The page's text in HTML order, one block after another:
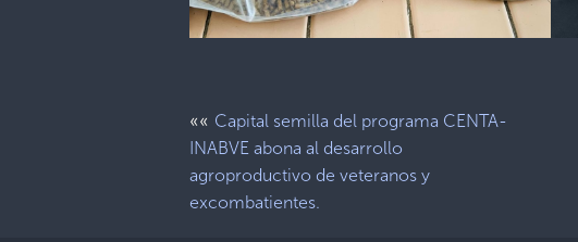
«« Capital semilla del programa CENTA-
INABVE abona al desarrollo
agroproductivo de veteranos y
excombatientes.